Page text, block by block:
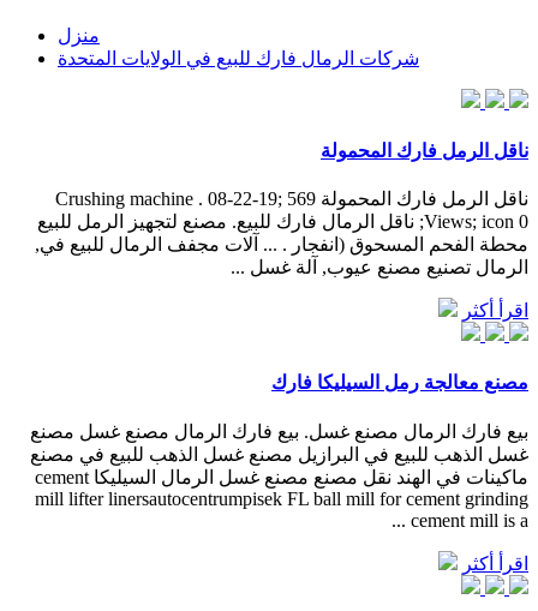
منزل
شركات الرمال فارك للبيع في الولايات المتحدة
ناقل الرمل فارك المحمولة
ناقل الرمل فارك المحمولة Crushing machine . 08-22-19; 569
Views; icon 0; ناقل الرمال فارك للبيع. مصنع لتجهيز الرمل للبيع
محطة الفحم المسحوق (انفجار . ... آلات مجفف الرمال للبيع في,
الرمال تصنيع مصنع عيوب, آلة غسل ...
اقرأ أكثر
مصنع معالجة رمل السيليكا فارك
بيع فارك الرمال مصنع غسل. بيع فارك الرمال مصنع غسل مصنع
غسل الذهب للبيع في البرازيل مصنع غسل الذهب للبيع في مصنع
ماكينات في الهند نقل مصنع مصنع غسل الرمال السيليكا cement
mill lifter linersautocentrumpisek FL ball mill for cement grinding
cement mill is a ...
اقرأ أكثر